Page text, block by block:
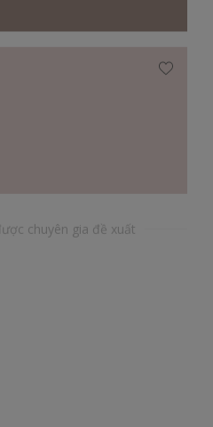
chuyên gia đề xuất